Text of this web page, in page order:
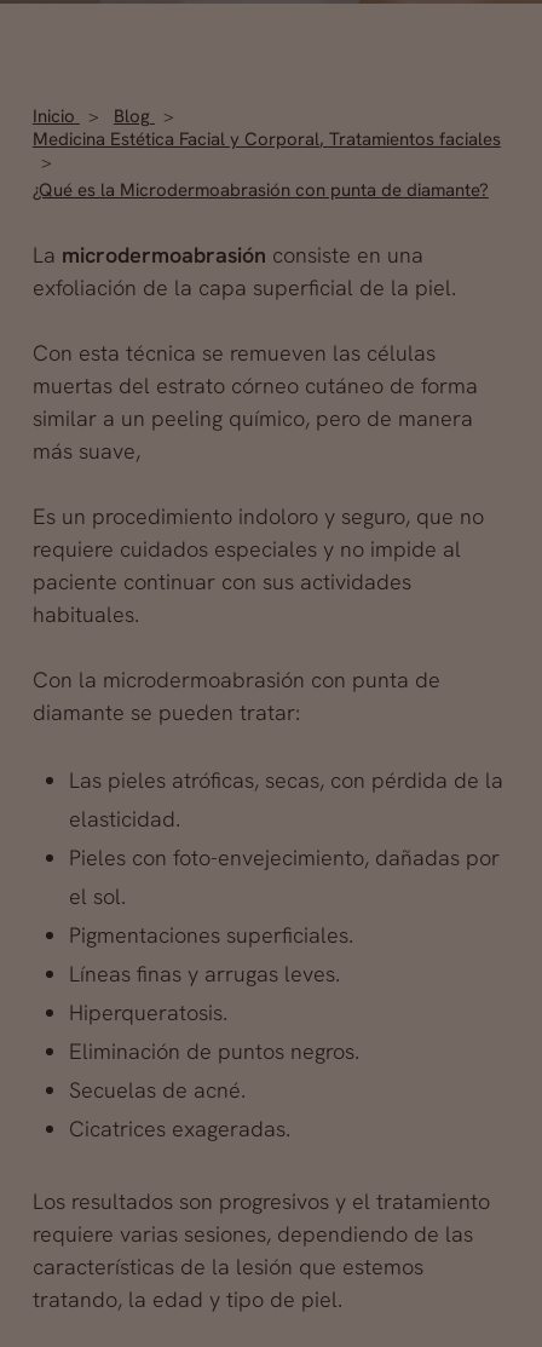
Inicio
Blog
Medicina Estética Facial y Corporal, Tratamientos faciales
¿Qué es la Microdermoabrasión con punta de diamante?
La microdermoabrasión consiste en una
exfoliación de la capa superficial de la piel.
Con esta técnica se remueven las células
muertas del estrato córneo cutáneo de forma
similar a un peeling químico, pero de manera
más suave,
Es un procedimiento indoloro y seguro, que no
requiere cuidados especiales y no impide al
paciente continuar con sus actividades
habituales.
Con la microdermoabrasión con punta de
diamante se pueden tratar:
Las pieles atróficas, secas, con pérdida de la
elasticidad.
Pieles con foto-envejecimiento, dañadas por
el sol.
Pigmentaciones superficiales.
Líneas finas y arrugas leves.
Hiperqueratosis.
Eliminación de puntos negros.
Secuelas de acné.
Cicatrices exageradas.
Los resultados son progresivos y el tratamiento
requiere varias sesiones, dependiendo de las
características de la lesión que estemos
tratando, la edad y tipo de piel.